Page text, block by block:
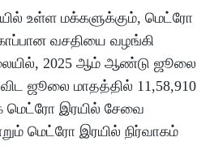
உள்ள மக்களுக்கும், மெட்ரோ
வசதியை வழங்கி
2025 ஆம் ஆண்டு ஜூலை
ஜூலை மாதத்தில் 11,58,910
இரயில் சேவை
மெட்ரோ இரயில் நிர்வாகம்